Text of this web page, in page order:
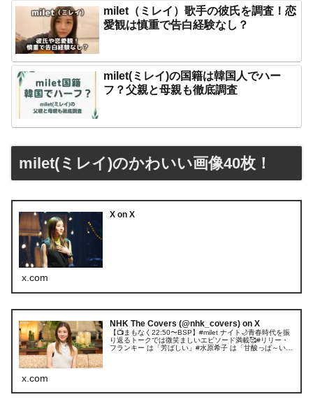
milet（ミレイ）歌手の彼氏を調査！恋
愛観は慎重で告白経験なし？
milet(ミレイ)の国籍は韓国人でハー
フ？父親と母親も徹底調査
milet(ミレイ)のかわいい画像40枚！
X on X
x.com
NHK The Covers (@nhk_covers) on X
【📺まもなく22:50〜BSP】#milet ナイト🌙青春時代を振
り返るトークでは微笑ましいエピソード満載🥰#リリー・
フランキー は「芳ばしい」#水原希子 は「甘酸っぱ～い」
x.com